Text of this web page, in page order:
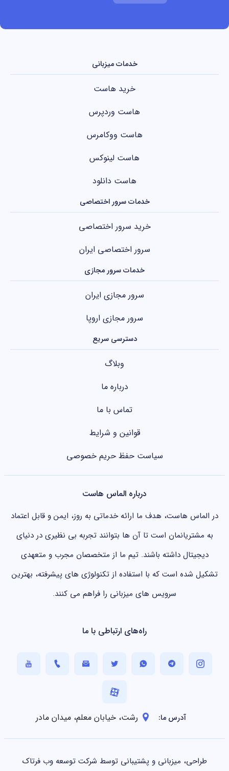
خدمات میزبانی
خرید هاست
هاست وردپرس
هاست ووکامرس
هاست لینوکس
هاست دانلود
خدمات سرور اختصاصی
خرید سرور اختصاصی
سرور اختصاصی ایران
خدمات سرور مجازی
سرور مجازی ایران
سرور مجازی اروپا
دسترسی سریع
وبلاگ
درباره ما
تماس با ما
قوانین و شرایط
سیاست حفظ حریم خصوصی
درباره الماس هاست
در الماس هاست، هدف ما ارائه خدماتی به روز، ایمن و قابل اعتماد
به مشتریانمان است تا آن ها بتوانند تجربه بی نظیری در دنیای
دیجیتال داشته باشند. تیم ما از متخصصان مجرب و متعهدی
تشکیل شده است که با استفاده از تکنولوژی های پیشرفته، بهترین
سرویس های میزبانی را فراهم می کنند.
راه‌های ارتباطی با ما
آدرس ما: رشت، خیابان معلم، میدان مادر
طراحی، میزبانی و پشتیبانی توسط شرکت توسعه وب فرتاک